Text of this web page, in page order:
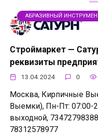
АБРАЗИВНЫЙ
Строймаркет —
реквизиты
13.04.2024 0
Москва, Кирпичные
Выемки), Пн-Пт: 07:00-
выходной,
78312578977